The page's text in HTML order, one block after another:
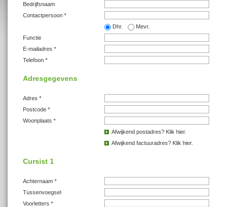
Bedrijfsnaam
Contactpersoon *
Dhr.
Mevr.
Functie
E-mailadres *
Telefoon *
Adresgegevens
Adres *
Postcode *
Woonplaats *
Afwijkend postadres? Klik hier.
Afwijkend factuuradres? Klik hier.
Cursist 1
Achternaam *
Tussenvoegsel
Voorletters *